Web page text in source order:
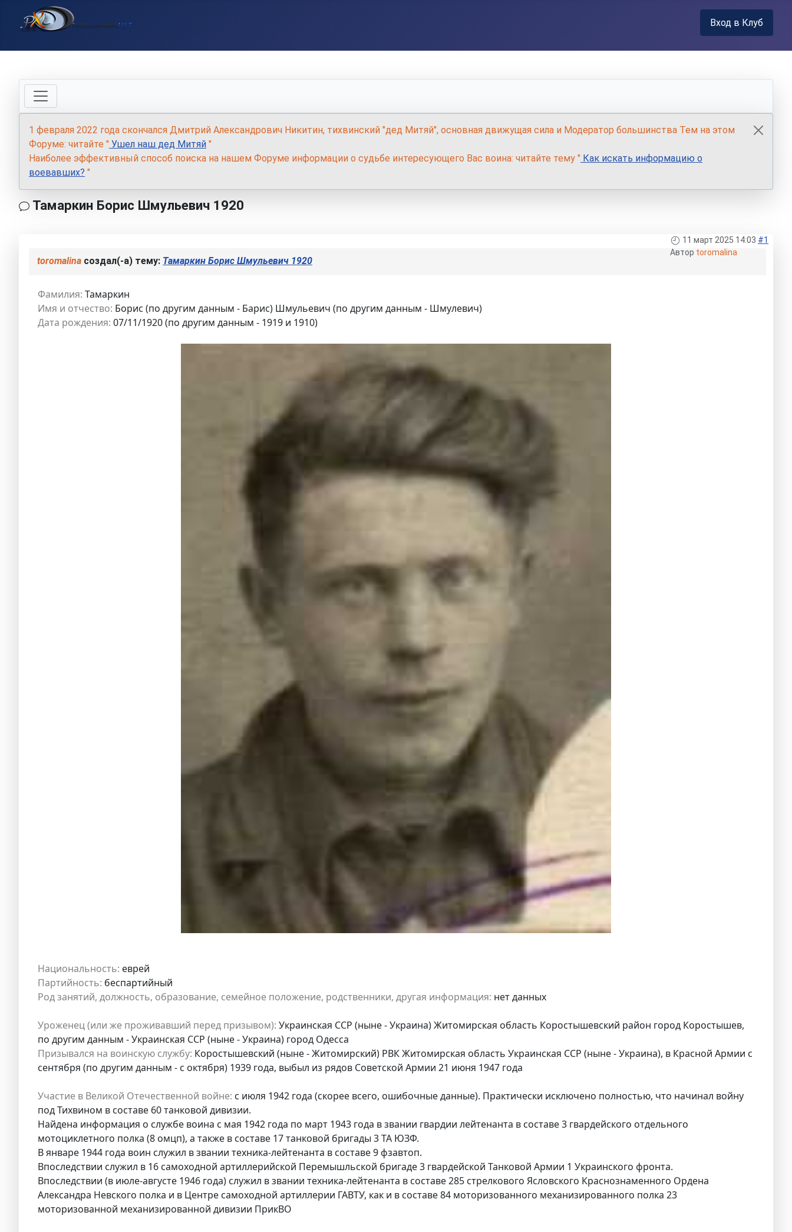
Вход в Клуб
1 февраля 2022 года скончался Дмитрий Александрович Никитин, тихвинский "дед Митяй", основная движущая сила и Модератор большинства Тем на этом
Форуме: читайте " Ушел наш дед Митяй "
Наиболее эффективный способ поиска на нашем Форуме информации о судьбе интересующего Вас воина: читайте тему " Как искать информацию о
воевавших? "
Тамаркин Борис Шмульевич 1920
11 март 2025 14:03 #1
Автор toromalina
toromalina создал(-а) тему: Тамаркин Борис Шмульевич 1920
Фамилия: Тамаркин
Имя и отчество: Борис (по другим данным - Барис) Шмульевич (по другим данным - Шмулевич)
Дата рождения: 07/11/1920 (по другим данным - 1919 и 1910)
Национальность: еврей
Партийность: беспартийный
Род занятий, должность, образование, семейное положение, родственники, другая информация: нет данных
Уроженец (или же проживавший перед призывом): Украинская ССР (ныне - Украина) Житомирская область Коростышевский район город Коростышев,
по другим данным - Украинская ССР (ныне - Украина) город Одесса
Призывался на воинскую службу: Коростышевский (ныне - Житомирский) РВК Житомирская область Украинская ССР (ныне - Украина), в Красной Армии с
сентября (по другим данным - с октября) 1939 года, выбыл из рядов Советской Армии 21 июня 1947 года
Участие в Великой Отечественной войне: с июля 1942 года (скорее всего, ошибочные данные). Практически исключено полностью, что начинал войну
под Тихвином в составе 60 танковой дивизии.
Найдена информация о службе воина с мая 1942 года по март 1943 года в звании гвардии лейтенанта в составе 3 гвардейского отдельного
мотоциклетного полка (8 омцп), а также в составе 17 танковой бригады 3 ТА ЮЗФ.
В январе 1944 года воин служил в звании техника-лейтенанта в составе 9 фзавтоп.
Впоследствии служил в 16 самоходной артиллерийской Перемышльской бригаде 3 гвардейской Танковой Армии 1 Украинского фронта.
Впоследствии (в июле-августе 1946 года) служил в звании техника-лейтенанта в составе 285 стрелкового Ясловского Краснознаменного Ордена
Александра Невского полка и в Центре самоходной артиллерии ГАВТУ, как и в составе 84 моторизованного механизированного полка 23
моторизованной механизированной дивизии ПрикВО